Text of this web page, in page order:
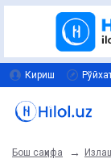
Кириш
Бош саҳифа